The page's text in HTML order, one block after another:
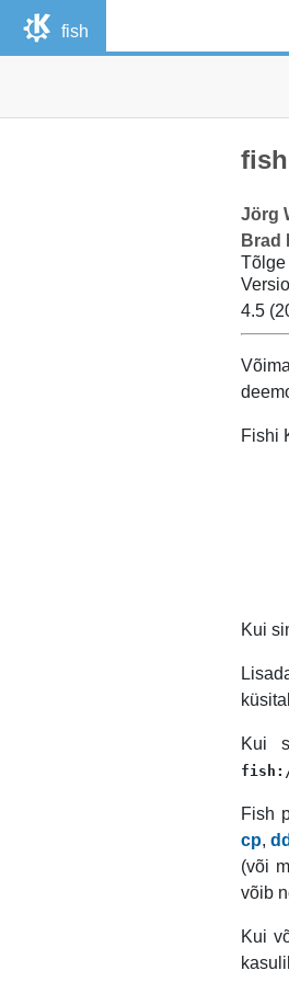
fish
fish
Jörg
Brad
Tõlge
4.5 (
Fishi
Kui
Kui
Fish
cp, dd
(või
võib
Kui